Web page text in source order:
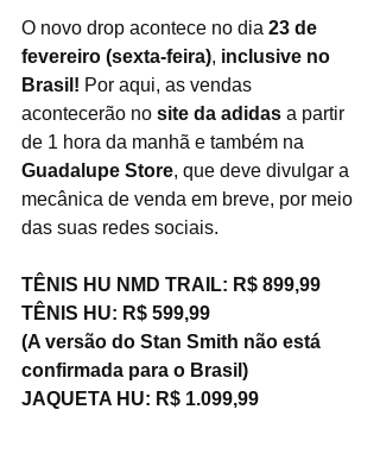
O novo drop acontece no dia 23 de
fevereiro (sexta-feira), inclusive no
Brasil! Por aqui, as vendas
acontecerão no site da adidas a partir
de 1 hora da manhã e também na
Guadalupe Store, que deve divulgar a
mecânica de venda em breve, por meio
das suas redes sociais.
TÊNIS HU NMD TRAIL: R$ 899,99
TÊNIS HU: R$ 599,99
(A versão do Stan Smith não está
confirmada para o Brasil)
JAQUETA HU: R$ 1.099,99